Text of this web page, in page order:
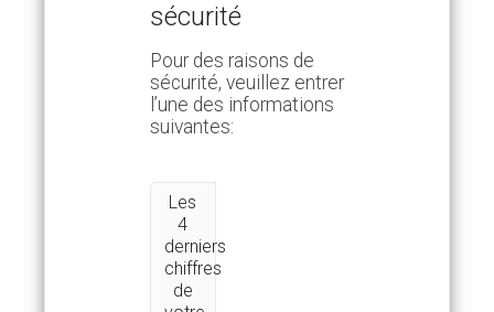
sécurité
Pour des raisons de
sécurité, veuillez entrer
l’une des informations
suivantes:
Les
4
derniers
chiffres
de